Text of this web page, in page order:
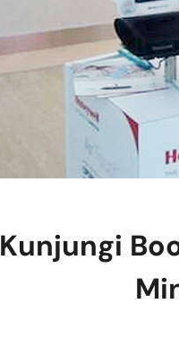
Kunjungi